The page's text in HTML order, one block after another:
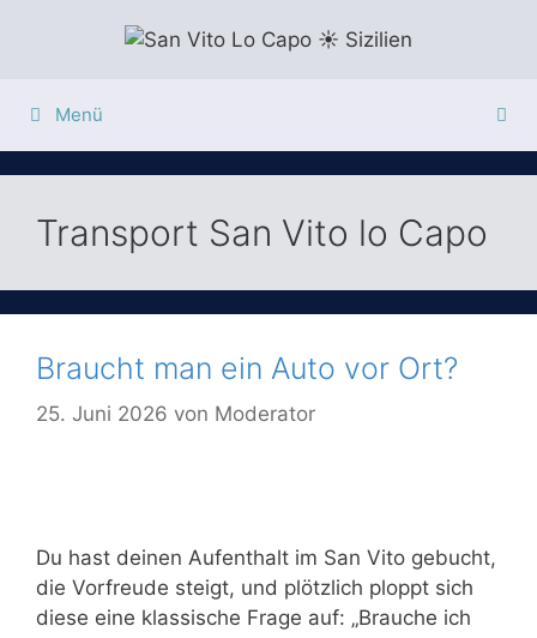
Menü
Transport San Vito lo Capo
Braucht man ein Auto vor Ort?
25. Juni 2026 von Moderator
Du hast deinen Aufenthalt im San Vito gebucht,
die Vorfreude steigt, und plötzlich ploppt sich
diese eine klassische Frage auf: „Brauche ich